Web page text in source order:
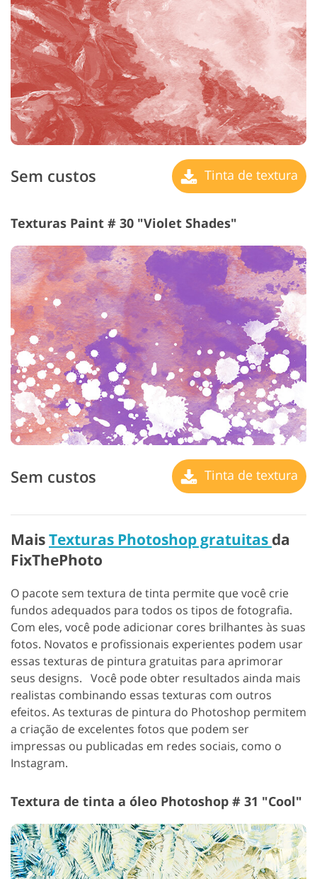
Sem custos Tinta de textura
Texturas Paint # 30 "Violet Shades"
Sem custos Tinta de textura
MaisTexturas Photoshop gratuitas da
FixThePhoto
O pacote sem textura de tinta permite que você crie
fundos adequados para todos os tipos de fotografia.
Com eles, você pode adicionar cores brilhantes às suas
fotos. Novatos e profissionais experientes podem usar
essas texturas de pintura gratuitas para aprimorar
seus designs. Você pode obter resultados ainda mais
realistas combinando essas texturas com outros
efeitos. As texturas de pintura do Photoshop permitem
a criação de excelentes fotos que podem ser
impressas ou publicadas em redes sociais, como o
Instagram.
Textura de tinta a óleo Photoshop # 31 "Cool"